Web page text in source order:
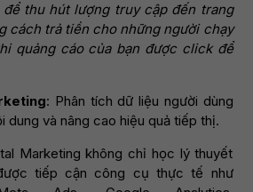
để thu hút lượng truy cập đến trang
cách trả tiền cho những người chạy
quảng cáo của bạn được click để
: Phân tích dữ liệu người dùng
dung và nâng cao hiệu quả tiếp thị.
Marketing không chỉ học lý thuyết
tiếp cận công cụ thực tế như